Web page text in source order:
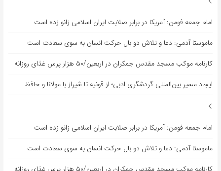
امام جمعه فومن: آمریکا در برابر صلابت ایران اسلامی زانو زده است
ماموستا آدمی: دعا و تلاش دو بال حرکت انسان به سوی سعادت است
کارنامه موکب مسجد مقدس جمکران در اربعین/۵۰ هزار پرس غذای روزانه
ایجاد مسیر بین‌المللی گردشگری ادبی؛ از قونیه تا شیراز با مولانا و حافظ
امام جمعه فومن: آمریکا در برابر صلابت ایران اسلامی زانو زده است
ماموستا آدمی: دعا و تلاش دو بال حرکت انسان به سوی سعادت است